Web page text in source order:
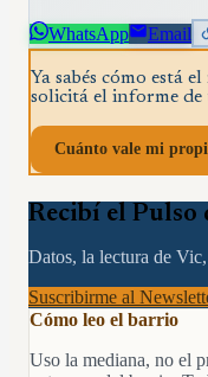
WhatsApp Email
Ya sabés cómo está
solicitá el informe de
Cuánto vale mi
Recibí el Pulso
Datos, la lectura de
Suscribirme al
Cómo leo el barrio
Uso la mediana, no el